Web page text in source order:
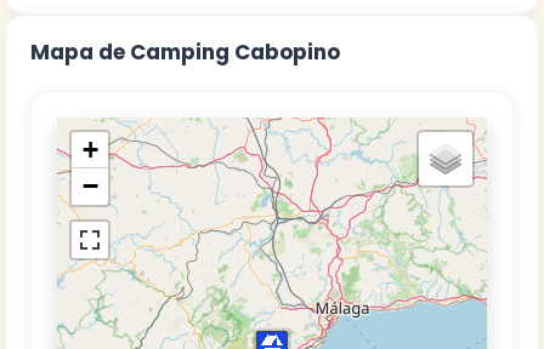
Mapa de Camping Cabopino
+
−